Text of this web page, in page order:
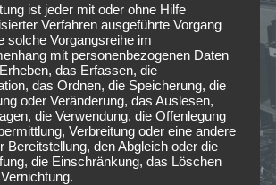
ist jeder mit oder ohne Hilfe
Verfahren ausgeführte Vorgang
solche Vorgangsreihe im
mit personenbezogenen Daten
das Erfassen, die
das Ordnen, die Speicherung, die
oder Veränderung, das Auslesen,
die Verwendung, die Offenlegung
Verbreitung oder eine andere
Bereitstellung, den Abgleich oder die
die Einschränkung, das Löschen